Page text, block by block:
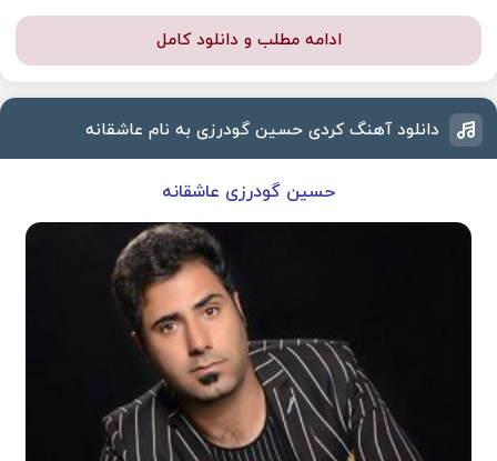
ادامه مطلب و دانلود کامل
دانلود آهنگ کردی حسین گودرزی به نام عاشقانه
حسین گودرزی عاشقانه